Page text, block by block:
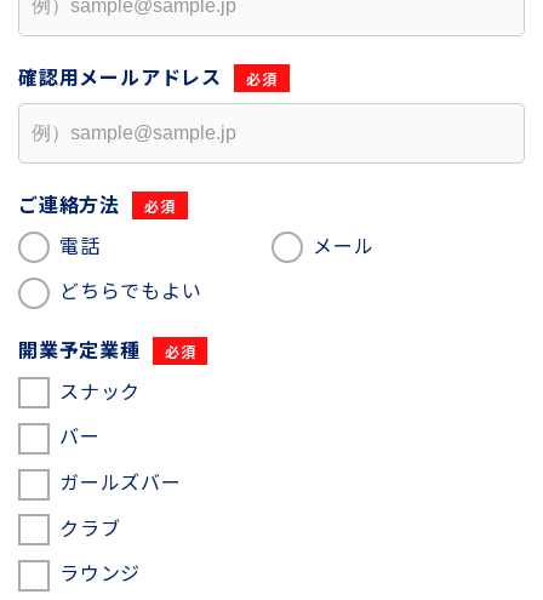
確認用メールアドレス
ご連絡方法
電話
メール
どちらでもよい
開業予定業種
スナック
バー
ガールズバー
クラブ
ラウンジ